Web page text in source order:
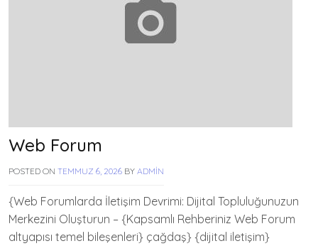
Web Forum
POSTED ON TEMMUZ 6, 2026 BY ADMIN
{Web Forumlarda İletişim Devrimi: Dijital Topluluğunuzun
Merkezini Oluşturun – {Kapsamlı Rehberiniz Web Forum
altyapısı temel bileşenleri} çağdaş} {dijital iletişim}